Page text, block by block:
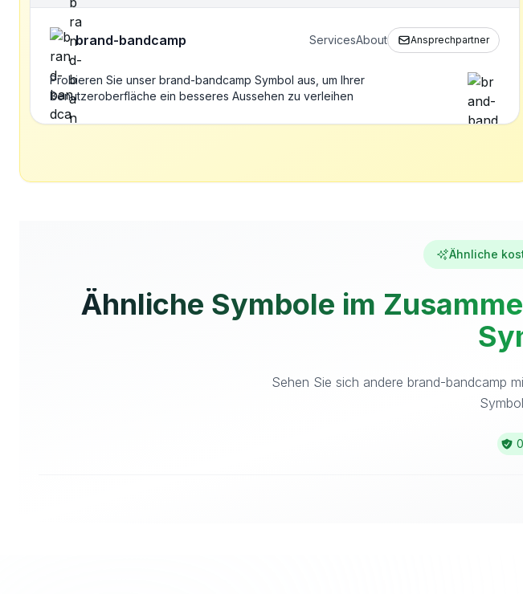
brand-bandcamp ServicesAbout Ansprechpartner
Probieren Sie unser brand-bandcamp Symbol aus, um Ihrer
Benutzeroberfläche ein besseres Aussehen zu verleihen
Ähnliche
Ähnliche Symbole im
Sehen Sie sich andere brand-bandcamp